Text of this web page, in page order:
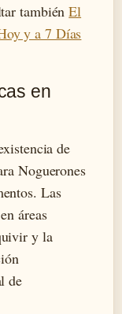
tambiénEl
y a 7 Días
en
de
Noguerones
Las
áreas
y la
de